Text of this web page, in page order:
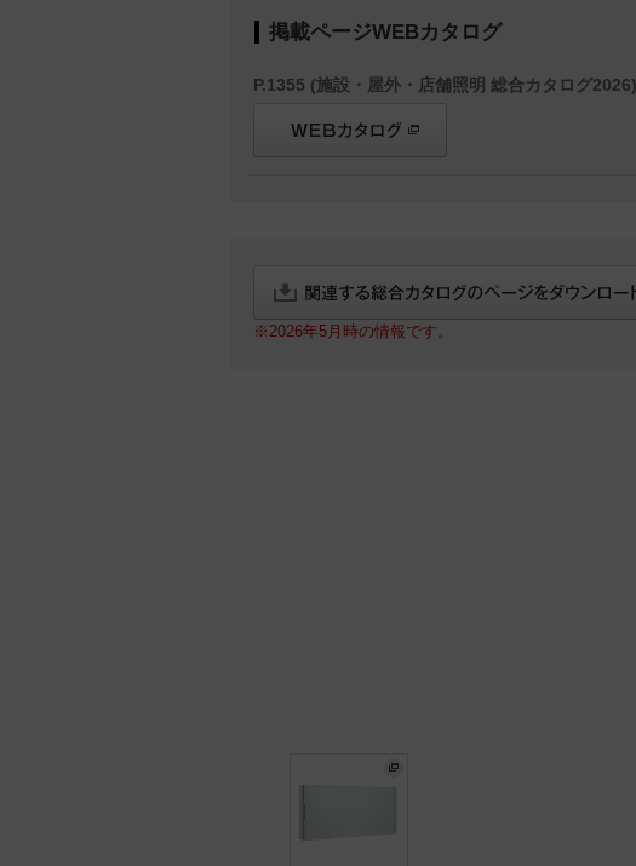
掲載ページWEBカタログ
P.1355 (施設・屋外・店舗照明 総合カタログ2026)
※2026年5月時の情報です。